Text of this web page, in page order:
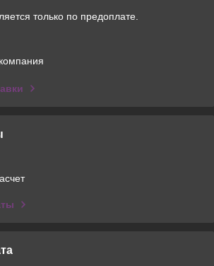
только по предоплате.